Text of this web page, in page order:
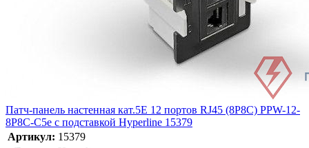
Патч-панель настенная кат.5E 12 портов RJ45 (8P8C) PPW-12-
8P8C-C5e с подставкой Hyperline 15379
Артикул: 15379